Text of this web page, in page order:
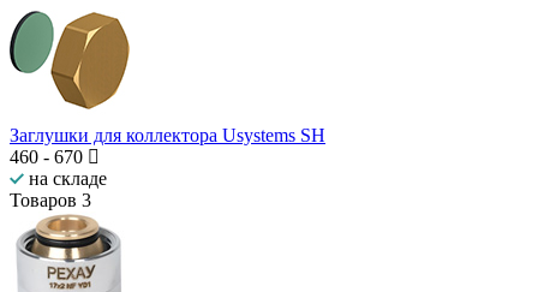
Заглушки для коллектора Usystems SH
460 - 670
на складе
Товаров 3